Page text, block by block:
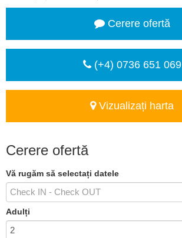
Cerere ofertă
(+4) 0736 651 069
Vizualizați harta
Cerere ofertă
Vă rugăm să selectați datele
Adulți